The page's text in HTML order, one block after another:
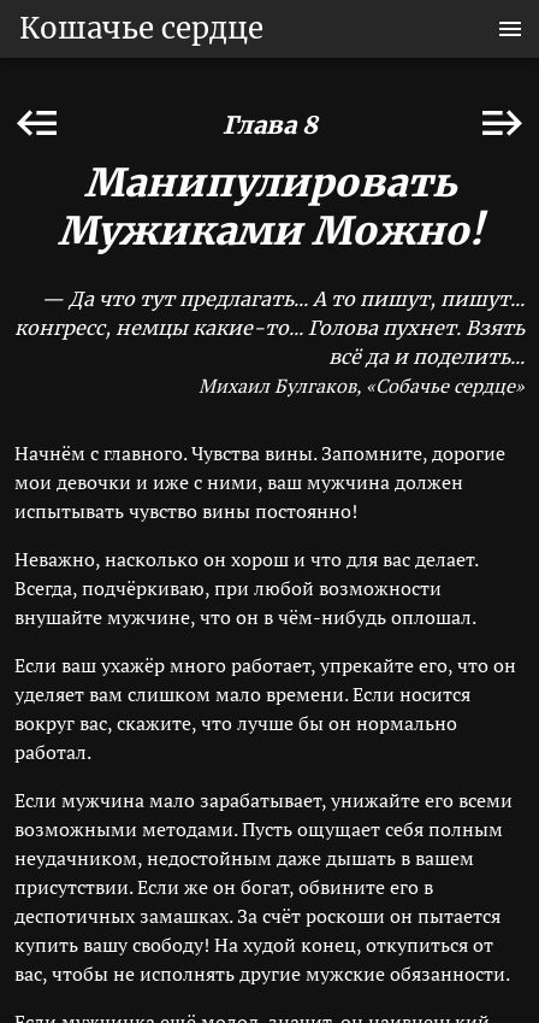
Кошачье сердце
Глава 8
Манипулировать
Мужиками Можно!
— Да что тут предлагать... А то пишут, пишут...
конгресс, немцы какие-то... Голова пухнет. Взять
всё да и поделить...
Михаил Булгаков, «Собачье сердце»
Начнём с главного. Чувства вины. Запомните, дорогие
мои девочки и иже с ними, ваш мужчина должен
испытывать чувство вины постоянно!
Неважно, насколько он хорош и что для вас делает.
Всегда, подчёркиваю, при любой возможности
внушайте мужчине, что он в чём-нибудь оплошал.
Если ваш ухажёр много работает, упрекайте его, что он
уделяет вам слишком мало времени. Если носится
вокруг вас, скажите, что лучше бы он нормально
работал.
Если мужчина мало зарабатывает, унижайте его всеми
возможными методами. Пусть ощущает себя полным
неудачником, недостойным даже дышать в вашем
присутствии. Если же он богат, обвините его в
деспотичных замашках. За счёт роскоши он пытается
купить вашу свободу! На худой конец, откупиться от
вас, чтобы не исполнять другие мужские обязанности.